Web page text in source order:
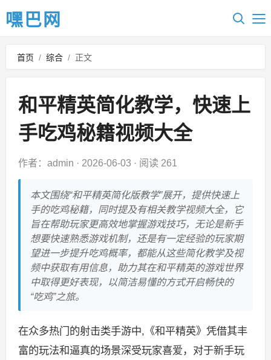
嘿巴网
首页 / 综合 / 正文
和平精英简化教学，快速上
手吃鸡秘籍视频大全
作者：admin · 2026-06-03 · 阅读 261
本文围绕“和平精英简化版教学”展开，提供快速上
手的吃鸡秘籍，同时提及有相关教学视频大全，它
旨在帮助玩家更高效地掌握游戏技巧，无论是新手
想要快速熟悉游戏机制，还是有一定经验的玩家期
望进一步提升吃鸡概率，都能从这些简化教学及视
频中获取有用信息，助力其在和平精英的游戏世界
中取得更好表现，以简洁易懂的方式开启畅快的
“吃鸡”之旅。
在众多热门的射击类手游中,《和平精英》凭借其丰
富的玩法和逼真的场景深受玩家喜爱，对于新手玩